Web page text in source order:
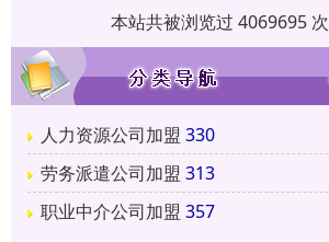
本站共被浏览过 4069695 次
人力资源公司加盟 330
劳务派遣公司加盟 313
职业中介公司加盟 357